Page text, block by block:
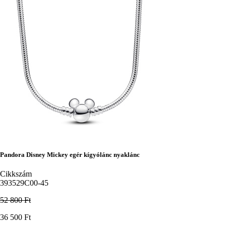
Pandora Disney Mickey egér kígyólánc nyaklánc
Cikkszám
393529C00-45
52 800 Ft
Ár
36 500 Ft